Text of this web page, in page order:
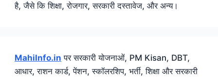
है, जैसे कि शिक्षा, रोजगार, सरकारी दस्तावेज, और अन्य।
MahiInfo.in पर सरकारी योजनाओं, PM Kisan, DBT,
आधार, राशन कार्ड, पेंशन, स्कॉलरशिप, भर्ती, शिक्षा और सरकारी